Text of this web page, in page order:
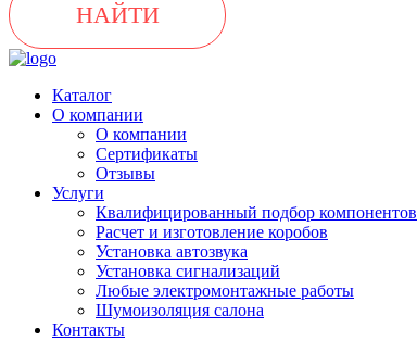
НАЙТИ
Каталог
О компании
О компании
Сертификаты
Отзывы
Услуги
Квалифицированный подбор компонентов
Расчет и изготовление коробов
Установка автозвука
Установка сигнализаций
Любые электромонтажные работы
Шумоизоляция салона
Контакты